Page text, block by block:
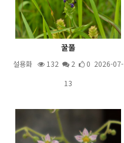
꿀풀
설용화 132 2
0 2026-07-
13